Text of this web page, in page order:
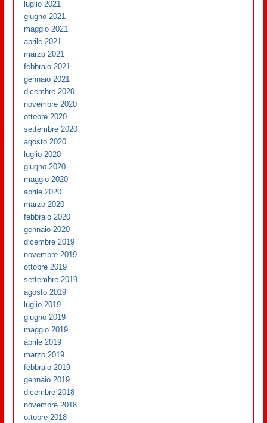
luglio 2021
giugno 2021
maggio 2021
aprile 2021
marzo 2021
febbraio 2021
gennaio 2021
dicembre 2020
novembre 2020
ottobre 2020
settembre 2020
agosto 2020
luglio 2020
giugno 2020
maggio 2020
aprile 2020
marzo 2020
febbraio 2020
gennaio 2020
dicembre 2019
novembre 2019
ottobre 2019
settembre 2019
agosto 2019
luglio 2019
giugno 2019
maggio 2019
aprile 2019
marzo 2019
febbraio 2019
gennaio 2019
dicembre 2018
novembre 2018
ottobre 2018